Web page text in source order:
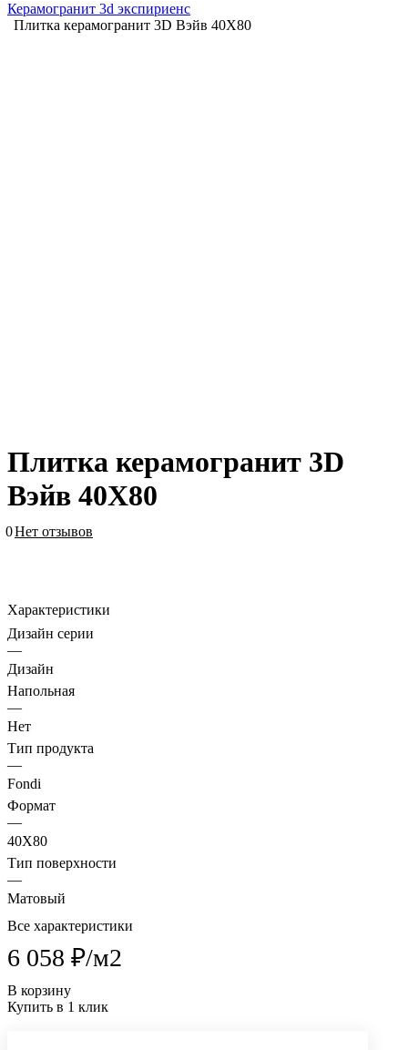
Керамогранит 3d экспириенс
Плитка керамогранит 3D Вэйв 40X80
Плитка керамогранит 3D
Вэйв 40X80
0Нет отзывов
Характеристики
Дизайн серии
—
Дизайн
Напольная
—
Нет
Тип продукта
—
Fondi
Формат
—
40X80
Тип поверхности
—
Матовый
Все характеристики
6 058 ₽/м2
В корзину
Купить в 1 клик